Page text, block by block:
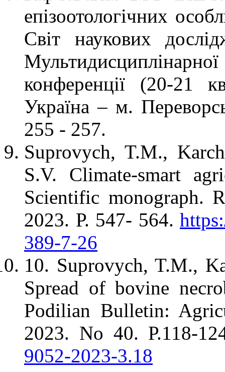
епізоотологічних
Світ наукових
конференції (20-21
Україна – м.
255 - 257.
Suprovych, T.M.,
S.V. Climate-smart
Scientific monograph.
2023. Р. 547- 564.
389-7-26
10. Suprovych, T.M.,
Spread of bovine
Podilian Bulletin:
2023. No 40. Р.118-
9052-2023-3.18